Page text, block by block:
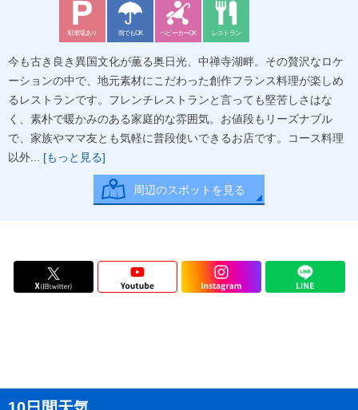
駐車場あり 雨でもOK ベビーカーOK レストラン
今も古き良き異国文化が薫る奥日光、中禅寺湖畔。その贅沢なロケ
ーションの中で、地元素材にこだわった創作フランス料理が楽しめ
るレストランです。フレンチレストランと言っても堅苦しさはな
く、素朴で暖かみのある家庭的な雰囲気。お値段もリーズナブル
で、家族やママ友とも気軽に普段使いできるお店です。コース料理
以外... [もっと見る]
周辺のスポットを見る